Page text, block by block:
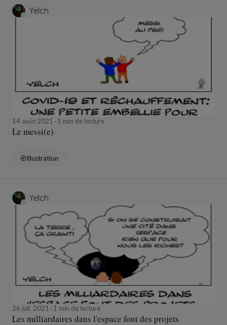
Yelch
14 août 2021 1 min de lecture
Le messi(e)
Illustration
Yelch
26 juil. 2021 1 min de lecture
Les milliardaires dans l'espace font des projets